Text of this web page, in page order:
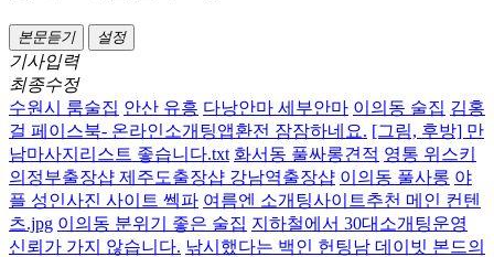
본문듣기 설정
기사입력
최종수정
수원시 룸술집 안산 유흥 다낭안마 세부안마 이의동 술집 김홍
걸 페이스북- 온라인소개팅앱환전 잠잠하네요. [그림, 후방] 만
남마사지리스트 좋습니다.txt 화서동 풀싸롱견적 영통 위스키
의정부출장샵 제주도출장샵 강남역출장샵 이의동 풀사롱 야
플 성인사진 사이트 쎅파 여름엔 소개팅사이트추천 메인 컨텐
츠.jpg 이의동 분위기 좋은 술집 지하철에서 30대소개팅운영
신뢰가 가지 않습니다. 낚시했다는 백인 헌팅남 데이빗 본드의